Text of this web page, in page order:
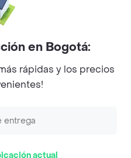
que tenemos
Twitter
Instagram
rights reserved.
en Bogotá:
rápidas y los precios
actual